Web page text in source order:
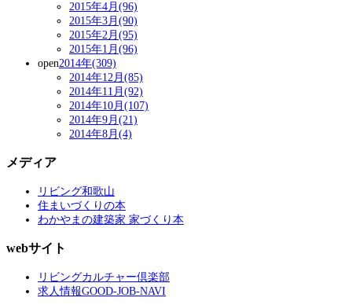
2015年4月(96)
2015年3月(90)
2015年2月(95)
2015年1月(96)
open2014年(309)
2014年12月(85)
2014年11月(92)
2014年10月(107)
2014年9月(21)
2014年8月(4)
メディア
リビング和歌山
住まいづくりの本
わかやまの建築家 家づくり本
webサイト
リビングカルチャー倶楽部
求人情報GOOD-JOB-NAVI